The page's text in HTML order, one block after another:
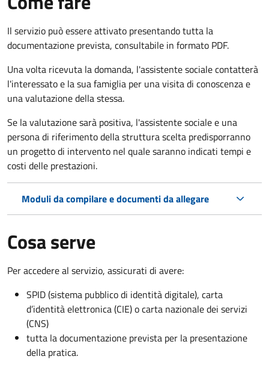
Il servizio può essere attivato presentando tutta la
documentazione prevista, consultabile in formato PDF.
Una volta ricevuta la domanda, l'assistente sociale contatterà
l'interessato e la sua famiglia per una visita di conoscenza e
una valutazione della stessa.
Se la valutazione sarà positiva, l'assistente sociale e una
persona di riferimento della struttura scelta predisporranno
un progetto di intervento nel quale saranno indicati tempi e
costi delle prestazioni.
Moduli da compilare e documenti da allegare
Cosa serve
Per accedere al servizio, assicurati di avere:
SPID (sistema pubblico di identità digitale), carta
d’identità elettronica (CIE) o carta nazionale dei servizi
(CNS)
tutta la documentazione prevista per la presentazione
della pratica.